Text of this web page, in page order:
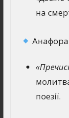
на
Анафора
поезії.